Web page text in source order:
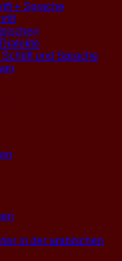
+ Sprache
und Sprache
in der arabischen